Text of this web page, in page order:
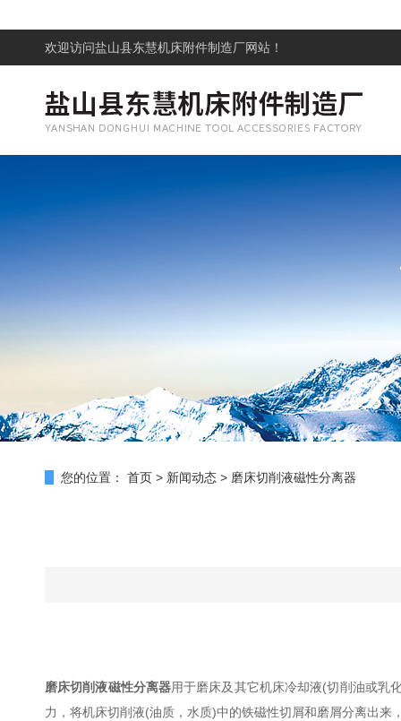
欢迎访问盐山县东慧机床附件制造厂网站！
您的位置： 首页 > 新闻动态 > 磨床切削液磁性分离器
磨床切削液磁性分离器用于磨床及其它机床冷却液(切削油或乳
力，将机床切削液(油质，水质)中的铁磁性切屑和磨屑分离出